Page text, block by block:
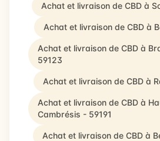
Achat et livraison de CBD à
Achat et livraison de CBD à
Achat et livraison de CBD à
59123
Achat et livraison de CBD à
Achat et livraison de CBD à
Cambrésis - 59191
Achat et livraison de CBD à